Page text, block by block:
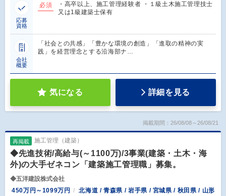
応募
資格
必須
・高卒以上、施工管理経験者 ・１級土木施工管理技士
又は1級建築士保有
会社
概要
「社会との共感」「豊かな環境の創造」「進取の精神の実
践」を経営理念とする沿海部ナ…
気になる 詳細を見る
掲載期間：26/08/08～26/08/21
再掲載 施工管理（建築）
◆先進技術/高給与(～1100万)/3事業(建築・土木・海
外)の大手ゼネコン「建築施工管理職」募集。
◆五洋建設株式会社
450万円～1099万円
北海道 / 青森県 / 岩手県 / 宮城県 / 秋田県 / 山形